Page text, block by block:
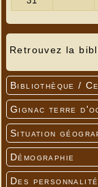
Retrouvez la
Bibliothèque /
Gignac terre
Situation
Démographie
Des